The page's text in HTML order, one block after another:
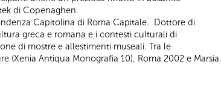
di Copenaghen.
Capitolina di Roma Capitale. Dottore di
greca e romana e i contesti culturali di
di mostre e allestimenti museali. Tra le
(Xenia Antiqua Monografia 10), Roma 2002 e Marsia.